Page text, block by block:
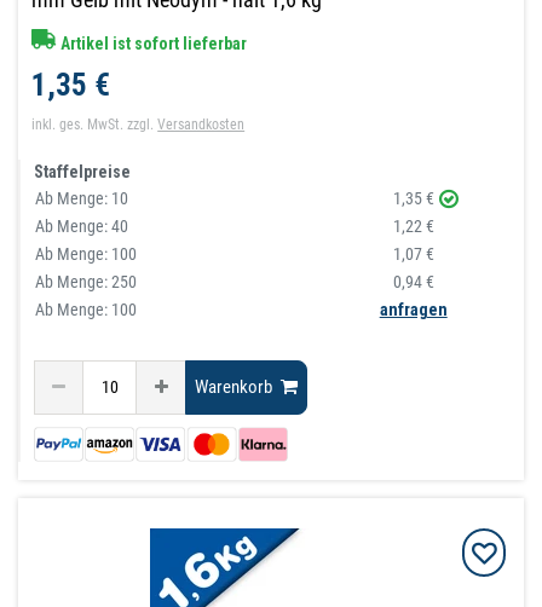
Artikel ist sofort lieferbar
1,35 €
inkl. ges. MwSt. zzgl.Versandkosten
Staffelpreise
Ab Menge: 10
1,35 €
Ab Menge:40
1,22 €
Ab Menge: 100
1,07 €
Ab Menge:250
0,94 €
Ab Menge: 100
anfragen
Warenkorb